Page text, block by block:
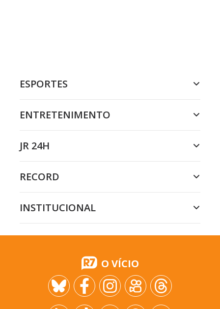
ESPORTES
ENTRETENIMENTO
JR 24H
RECORD
INSTITUCIONAL
O VÍCIO